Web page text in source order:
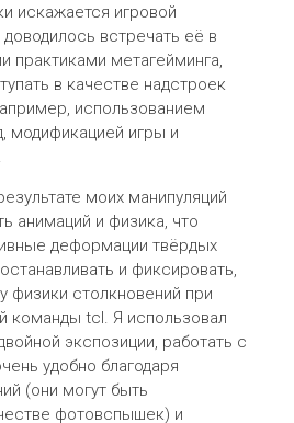
искажается игровой
встречать её в
практиками метагейминга,
в качестве надстроек
использованием
модификацией игры и
моих манипуляций
анимаций и физика, что
деформации твёрдых
и фиксировать,
физики столкновений при
команды tcl. Я использовал
экспозиции, работать с
удобно благодаря
(они могут быть
фотовспышек) и